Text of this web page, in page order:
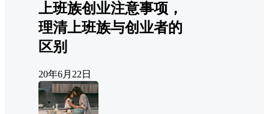
上班族创业注意事项，
理清上班族与创业者的
区别
20年6月22日